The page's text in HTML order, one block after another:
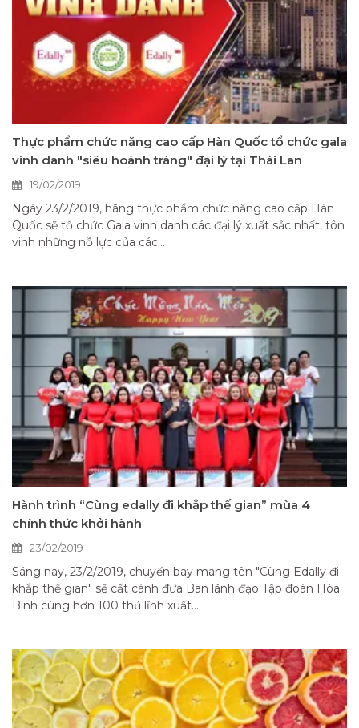
Thực phẩm chức năng cao cấp Hàn Quốc tổ chức gala
vinh danh "siêu hoành tráng" đại lý tại Thái Lan
19/02/2019
Ngày 23/2/2019, hãng thực phẩm chức năng cao cấp Hàn
Quốc sẽ tổ chức Gala vinh danh các đại lý xuất sắc nhất, tôn
vinh những nỗ lực của các...
Hành trình “Cùng edally đi khắp thế gian” mùa 4
chính thức khởi hành
23/02/2019
Sáng nay, 23/2/2019, chuyến bay mang tên "Cùng Edally đi
khắp thế gian" sẽ cất cánh đưa Ban lãnh đạo Tập đoàn Hòa
Bình cùng hơn 100 thủ lĩnh xuất...